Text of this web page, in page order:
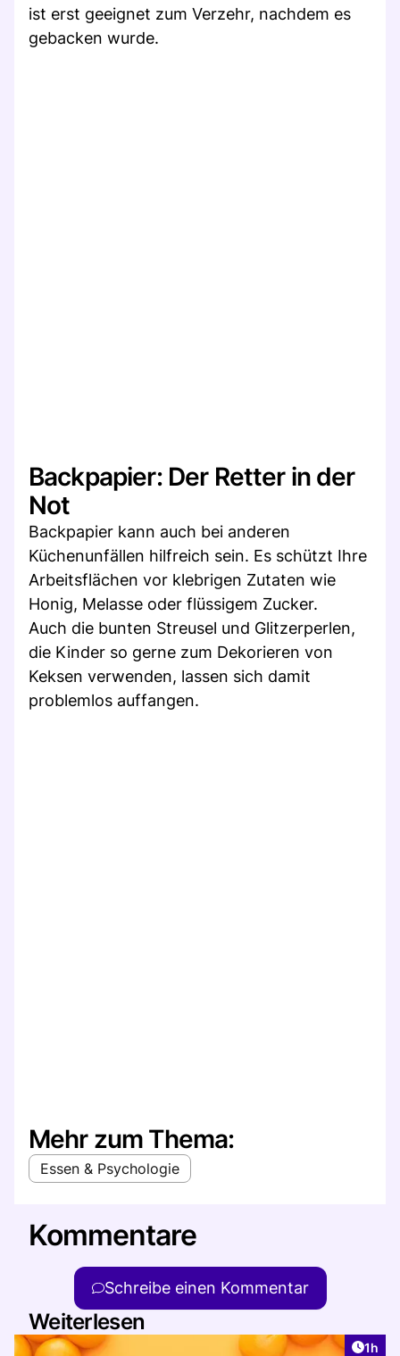
ist erst geeignet zum Verzehr, nachdem es
gebacken wurde.
Backpapier: Der Retter in der
Not
Backpapier kann auch bei anderen
Küchenunfällen hilfreich sein. Es schützt Ihre
Arbeitsflächen vor klebrigen Zutaten wie
Honig, Melasse oder flüssigem Zucker.
Auch die bunten Streusel und Glitzerperlen,
die Kinder so gerne zum Dekorieren von
Keksen verwenden, lassen sich damit
problemlos auffangen.
Mehr zum Thema:
Essen & Psychologie
Kommentare
Schreibe einen Kommentar
Weiterlesen
1h